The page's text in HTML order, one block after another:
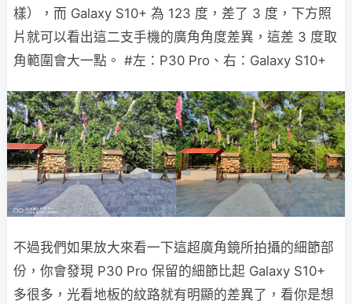
樣），而 Galaxy S10+ 為 123 度，差了 3 度，下方照
片就可以看出這二支手機的廣角角度差異，這差 3 度取
角範圍會大一點。 #左：P30 Pro、右：Galaxy S10+
不過我們如果放大來看一下這超廣角鏡所拍攝的細節部
份，你會發現 P30 Pro 保留的細節比起 Galaxy S10+
多很多，光看地板的紋路就有明顯的差異了，看你是想